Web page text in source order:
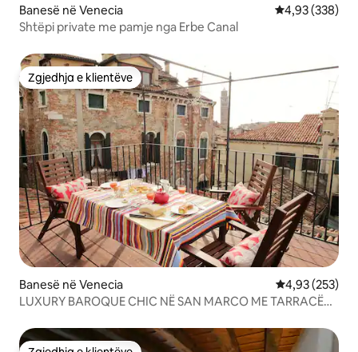
Banesë në Venecia Vlerësimi
4,93 (338)
Shtëpi private me pamje nga Erbe Canal
Zgjedhja e klientëve
Zgjedhja e klientëve
Banesë në Venecia Vlerësimi
4,93 (253)
LUXURY BAROQUE CHIC NË SAN MARCO ME TARRACË